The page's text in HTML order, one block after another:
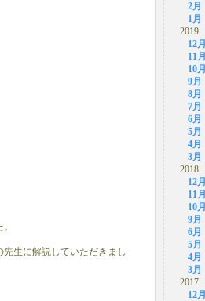
生に解説していただきまし
2月
1月
2019
12月
11月
10月
9月
8月
7月
6月
5月
4月
3月
2018
12月
11月
10月
9月
6月
5月
4月
3月
2017
12月